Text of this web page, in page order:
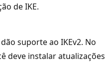
de IKE.
suporte ao IKEv2. No
deve instalar atualizações